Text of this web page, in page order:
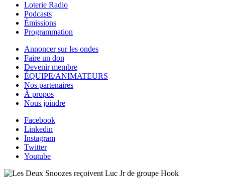
Loterie Radio
Podcasts
Émissions
Programmation
Annoncer sur les ondes
Faire un don
Devenir membre
ÉQUIPE/ANIMATEURS
Nos partenaires
À propos
Nous joindre
Facebook
Linkedin
Instagram
Twitter
Youtube